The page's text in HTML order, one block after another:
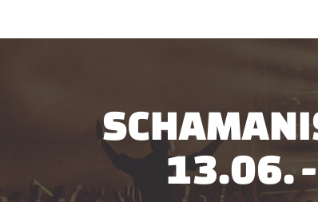
13.06.